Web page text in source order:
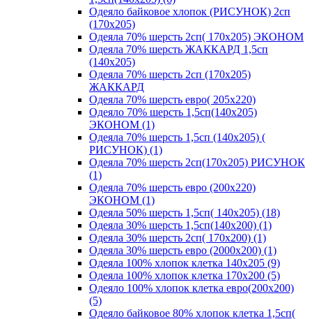
Одеяло байковое хлопок (РИСУНОК) 2сп
(170х205)
Одеяла 70% шерсть 2сп( 170х205) ЭКОНОМ
Одеяла 70% шерсть ЖАККАРД 1,5сп
(140х205)
Одеяла 70% шерсть 2сп (170х205)
ЖАККАРД
Одеяла 70% шерсть евро( 205х220)
Одеяло 70% шерсть 1,5сп(140х205)
ЭКОНОМ (1)
Одеяла 70% шерсть 1,5сп (140х205) (
РИСУНОК) (1)
Одеяла 70% шерсть 2сп(170х205) РИСУНОК
(1)
Одеяла 70% шерсть евро (200х220)
ЭКОНОМ (1)
Одеяла 50% шерсть 1,5сп( 140х205) (18)
Одеяла 30% шерсть 1,5сп(140х200) (1)
Одеяла 30% шерсть 2сп( 170х200) (1)
Одеяла 30% шерсть евро (2000х200) (1)
Одеяла 100% хлопок клетка 140х205 (9)
Одеяла 100% хлопок клетка 170х200 (5)
Одеяло 100% хлопок клетка евро(200х200)
(5)
Одеяло байковое 80% хлопок клетка 1,5сп(